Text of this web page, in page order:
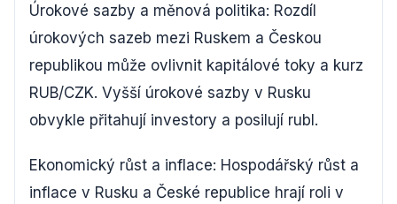
Úrokové sazby a měnová politika: Rozdíl
úrokových sazeb mezi Ruskem a Českou
republikou může ovlivnit kapitálové toky a kurz
RUB/CZK. Vyšší úrokové sazby v Rusku
obvykle přitahují investory a posilují rubl.
Ekonomický růst a inflace: Hospodářský růst a
inflace v Rusku a České republice hrají roli v